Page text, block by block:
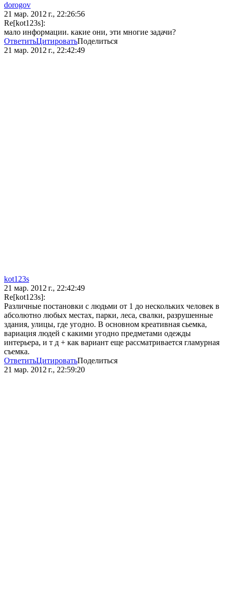
dorogov
21 мар. 2012 г., 22:26:56
Re[kot123s]:
мало информации. какие они, эти многие задачи?
ОтветитьЦитироватьПоделиться
21 мар. 2012 г., 22:42:49
kot123s
21 мар. 2012 г., 22:42:49
Re[kot123s]:
Различные постановки с людьми от 1 до нескольких человек в
абсолютно любых местах, парки, леса, свалки, разрушенные
здания, улицы, где угодно. В основном креативная сьемка,
вариация людей с какими угодно предметами одежды
интерьера, и т д + как вариант еще рассматривается гламурная
съемка.
ОтветитьЦитироватьПоделиться
21 мар. 2012 г., 22:59:20